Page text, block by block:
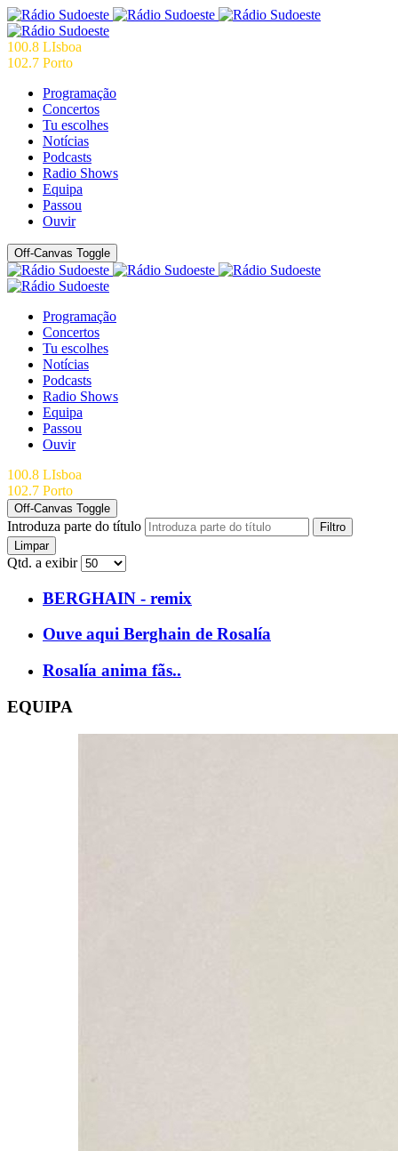
100.8 LIsboa
102.7 Porto
Programação
Concertos
Tu escolhes
Notícias
Podcasts
Radio Shows
Equipa
Passou
Ouvir
Off-Canvas Toggle
Programação
Concertos
Tu escolhes
Notícias
Podcasts
Radio Shows
Equipa
Passou
Ouvir
100.8 LIsboa
102.7 Porto
Off-Canvas Toggle
Introduza parte do título
Filtro
Limpar
Qtd. a exibir
BERGHAIN - remix
Ouve aqui Berghain de Rosalía
Rosalía anima fãs..
EQUIPA